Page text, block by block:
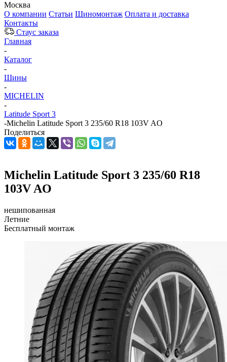
Москва
О компании Статьи Шиномонтаж Оплата и доставка
Контакты
Стаус заказа
Главная
-
Каталог
-
Шины
-
MICHELIN
-
Latitude Sport 3
-Michelin Latitude Sport 3 235/60 R18 103V AO
Поделиться
Michelin Latitude Sport 3 235/60 R18
103V AO
нешипованная
Летние
Бесплатный монтаж